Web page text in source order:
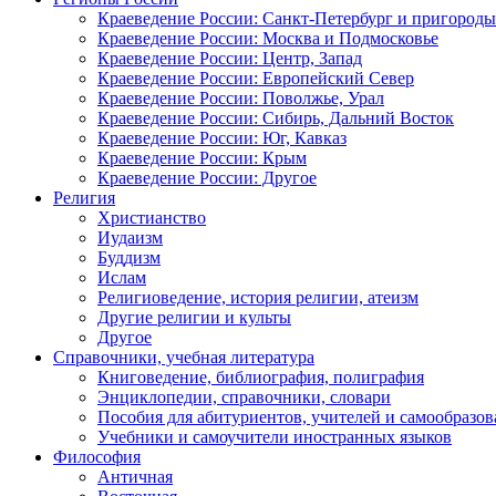
Краеведение России: Санкт-Петербург и пригороды
Краеведение России: Москва и Подмосковье
Краеведение России: Центр, Запад
Краеведение России: Европейский Север
Краеведение России: Поволжье, Урал
Краеведение России: Сибирь, Дальний Восток
Краеведение России: Юг, Кавказ
Краеведение России: Крым
Краеведение России: Другое
Религия
Христианство
Иудаизм
Буддизм
Ислам
Религиоведение, история религии, атеизм
Другие религии и культы
Другое
Справочники, учебная литература
Книговедение, библиография, полиграфия
Энциклопедии, справочники, словари
Пособия для абитуриентов, учителей и
Учебники и самоучители иностранных языков
Философия
Античная